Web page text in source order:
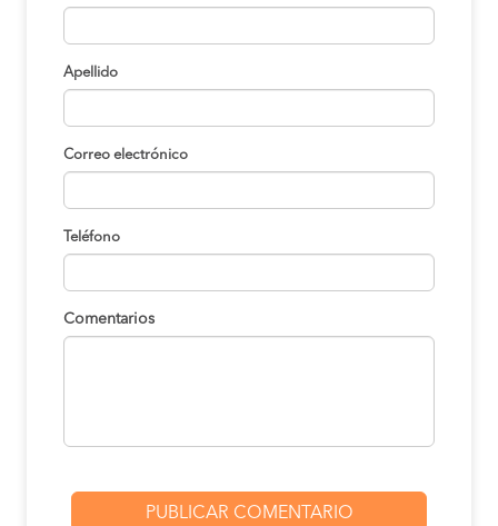
Apellido
Correo electrónico
Teléfono
Comentarios